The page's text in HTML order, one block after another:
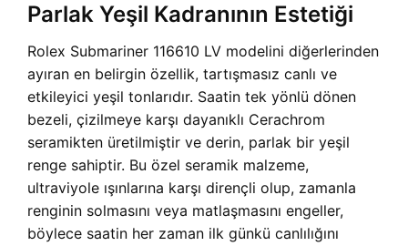
Parlak Yeşil Kadranının Estetiği
Rolex Submariner 116610 LV modelini diğerlerinden
ayıran en belirgin özellik, tartışmasız canlı ve
etkileyici yeşil tonlarıdır. Saatin tek yönlü dönen
bezeli, çizilmeye karşı dayanıklı Cerachrom
seramikten üretilmiştir ve derin, parlak bir yeşil
renge sahiptir. Bu özel seramik malzeme,
ultraviyole ışınlarına karşı dirençli olup, zamanla
renginin solmasını veya matlaşmasını engeller,
böylece saatin her zaman ilk günkü canlılığını